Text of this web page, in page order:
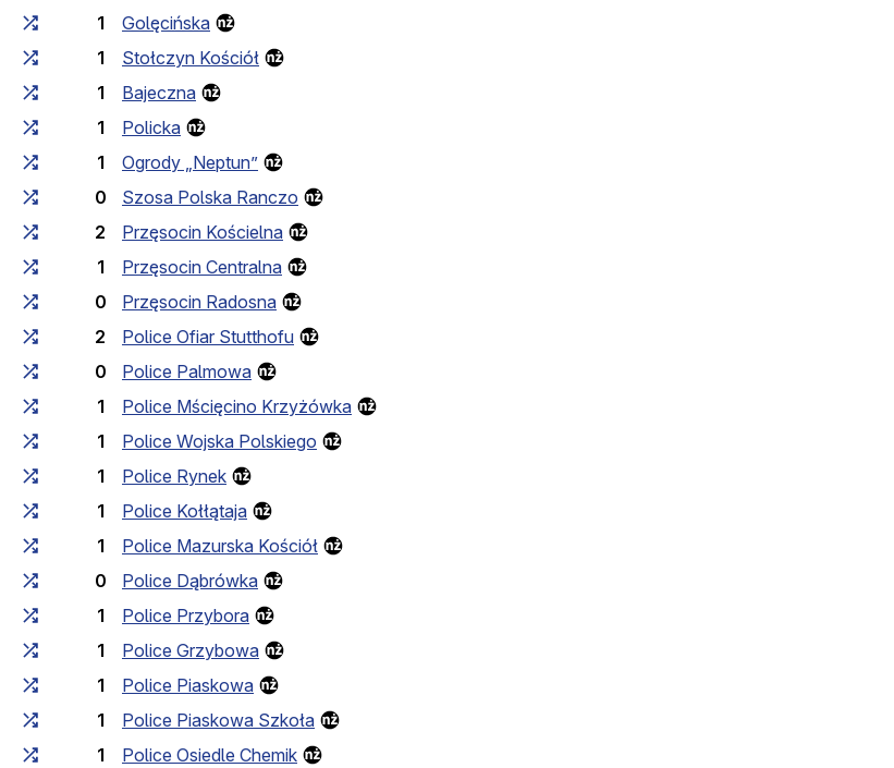
1
Golęcińska
1
Stołczyn Kościół
1
Bajeczna
1
Policka
1
Ogrody „Neptun”
0
Szosa Polska Ranczo
2
Przęsocin Kościelna
1
Przęsocin Centralna
0
Przęsocin Radosna
2
Police Ofiar Stutthofu
0
Police Palmowa
1
Police Mścięcino Krzyżówka
1
Police Wojska Polskiego
1
Police Rynek
1
Police Kołłątaja
1
Police Mazurska Kościół
0
Police Dąbrówka
1
Police Przybora
1
Police Grzybowa
1
Police Piaskowa
1
Police Piaskowa Szkoła
1
Police Osiedle Chemik